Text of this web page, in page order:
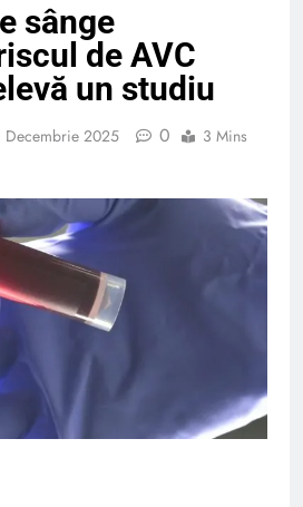
sânge
de AVC
un studiu
Decembrie 2025 0
3 Mins